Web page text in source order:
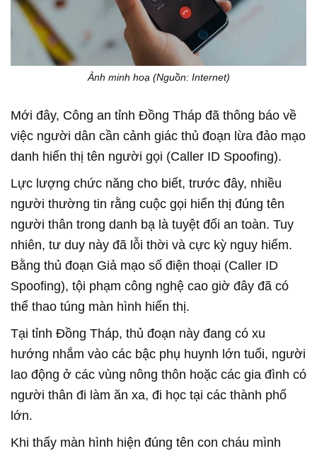
Ảnh minh hoạ (Nguồn: Internet)
Mới đây, Công an tỉnh Đồng Tháp đã thông báo về
việc người dân cần cảnh giác thủ đoạn lừa đảo mạo
danh hiển thị tên người gọi (Caller ID Spoofing).
Lực lượng chức năng cho biết, trước đây, nhiều
người thường tin rằng cuộc gọi hiển thị đúng tên
người thân trong danh bạ là tuyệt đối an toàn. Tuy
nhiên, tư duy này đã lỗi thời và cực kỳ nguy hiểm.
Bằng thủ đoạn Giả mạo số điện thoại (Caller ID
Spoofing), tội phạm công nghệ cao giờ đây đã có
thể thao túng màn hình hiển thị.
Tại tỉnh Đồng Tháp, thủ đoạn này đang có xu
hướng nhắm vào các bậc phụ huynh lớn tuổi, người
lao động ở các vùng nông thôn hoặc các gia đình có
người thân đi làm ăn xa, đi học tại các thành phố
lớn.
Khi thấy màn hình hiện đúng tên con cháu mình